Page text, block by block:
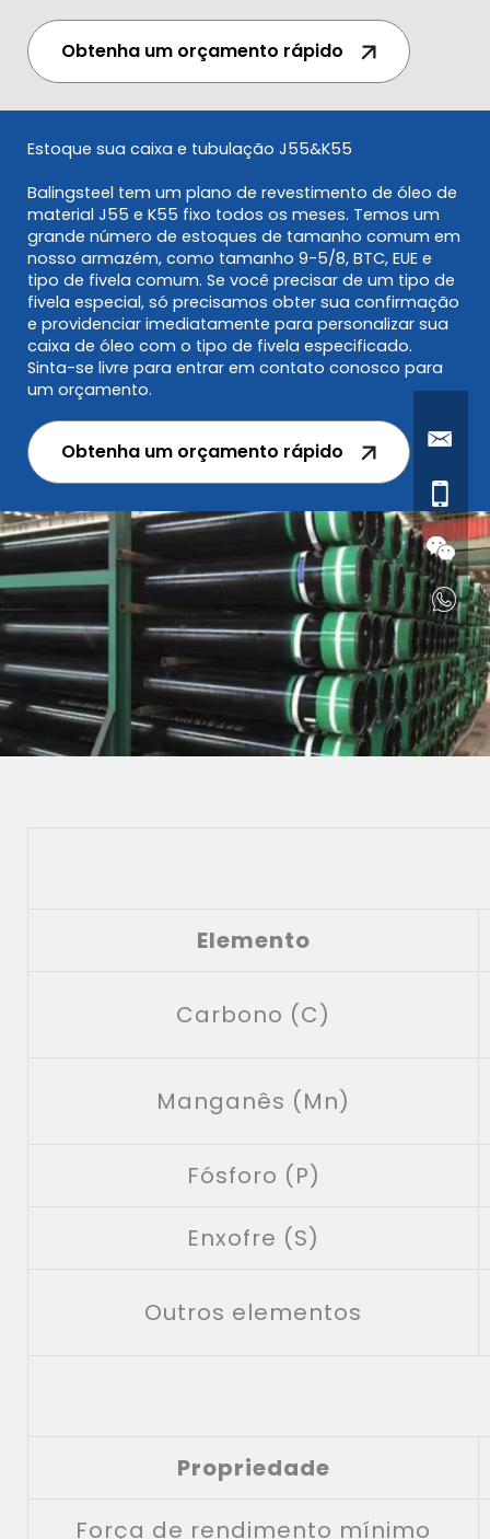
Obtenha um orçamento rápido
Estoque sua caixa e tubulação J55&K55
Balingsteel tem um plano de revestimento de óleo de
material J55 e K55 fixo todos os meses. Temos um
grande número de estoques de tamanho comum em
nosso armazém, como tamanho 9-5/8, BTC, EUE e
tipo de fivela comum. Se você precisar de um tipo de
fivela especial, só precisamos obter sua confirmação
e providenciar imediatamente para personalizar sua
caixa de óleo com o tipo de fivela especificado.
Sinta-se livre para entrar em contato conosco para
um orçamento.
Obtenha um orçamento rápido
Elemento
Carbono (C)
Manganês (Mn)
Fósforo (P)
Enxofre (S)
Outros elementos
Propriedade
Força de rendimento mínimo